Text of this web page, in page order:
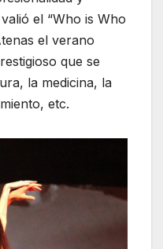
el “Who is Who
el verano
que se
la medicina, la
etc.